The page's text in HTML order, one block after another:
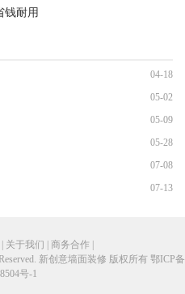
钱耐用
04-18
05-02
05-09
05-28
07-08
07-13
关于我们 | 商务合作 |
新创意墙面装修 版权所有 鄂ICP备
号-1